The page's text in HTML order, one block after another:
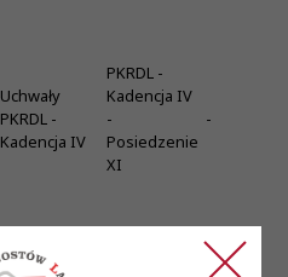
Uchwały
PKRDL -
Kadencja IV
PKRDL -
Kadencja IV
-
Posiedzenie
XI
-